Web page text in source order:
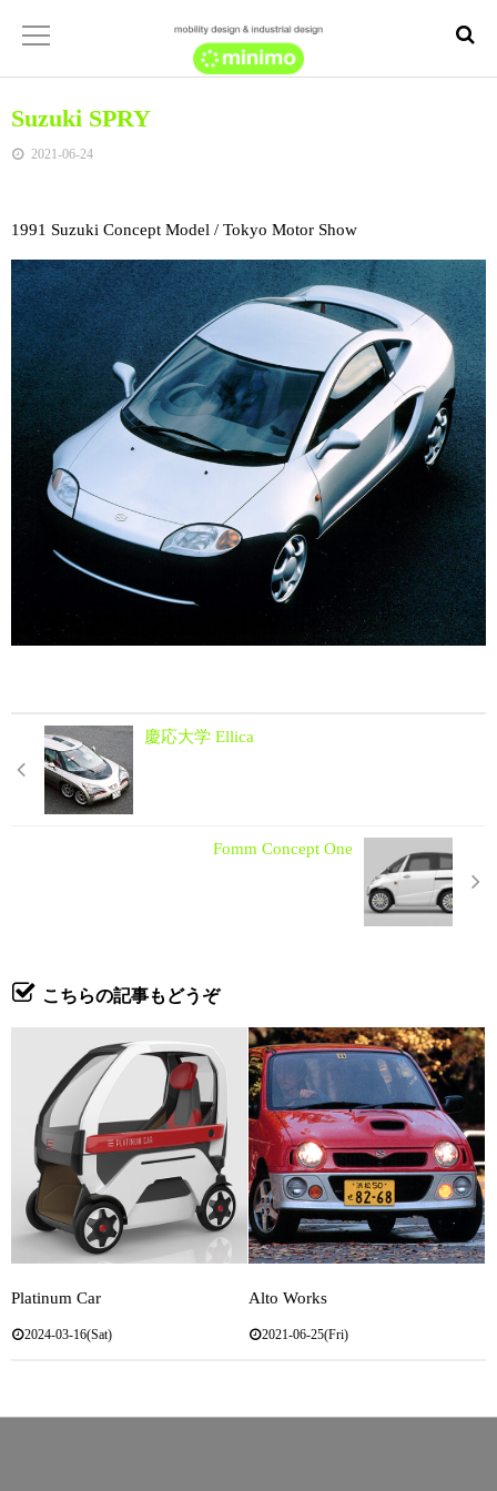
Suzuki SPRY
2021-06-24
1991 Suzuki Concept Model / Tokyo Motor Show
慶応大学 Ellica
Fomm Concept One
こちらの記事もどうぞ
Platinum Car
2024-03-16(Sat)
Alto Works
2021-06-25(Fri)